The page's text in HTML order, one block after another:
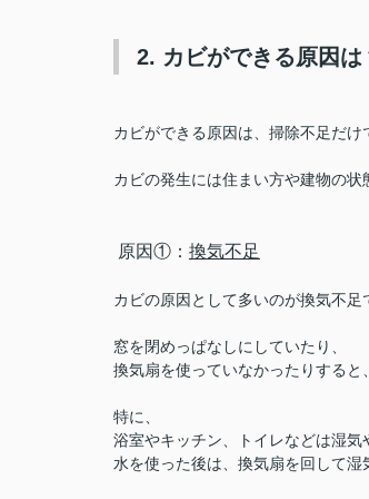
2. カビができる原因は
カビができる原因は、掃除不足だけ
カビの発生には住まい方や建物の状
原因①： 換気不足
カビの原因として多いのが換気不足
窓を閉めっぱなしにしていたり、
換気扇を使っていなかったりすると
特に、
浴室やキッチン、トイレなどは湿気
水を使った後は、 換気扇を回して湿